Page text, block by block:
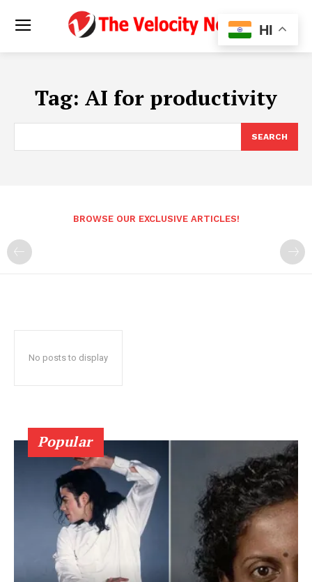
Tag: AI for productivity
SEARCH
BROWSE OUR EXCLUSIVE ARTICLES!
No posts to display
Popular
HI